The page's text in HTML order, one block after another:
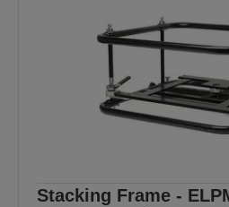
Stacking Frame -